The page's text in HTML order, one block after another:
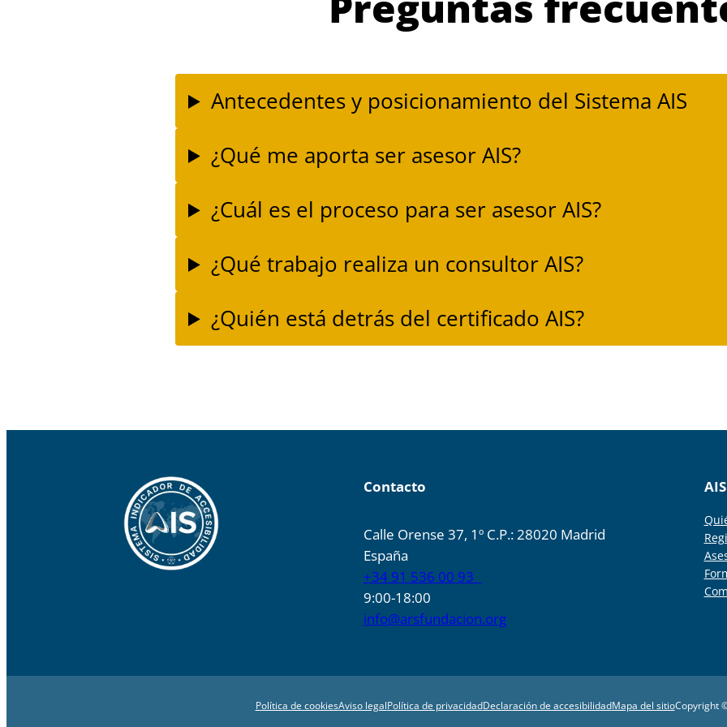
Antecedentes y posicionamiento del Sistema AIS
¿Qué me aporta ser asesor AIS?
¿Cuál es el proceso para ser asesor AIS?
¿Qué trabajo realiza un consultor AIS?
¿Quién está detrás del certificado AIS?
Contacto
Calle Orense 37, 1º C.P.: 28020 Madrid
España
+34 91 536 00 93
9:00-18:00
info@arsfundacion.org
AIS
Política de cookiesAviso legalPolítica de privacidadDeclaración de accesibilidadMapa del sitioCopyright